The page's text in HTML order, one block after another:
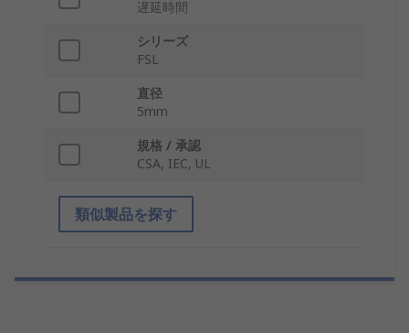
遅延時間
シリーズ
FSL
直径
5mm
規格 / 承認
CSA, IEC, UL
類似製品を探す